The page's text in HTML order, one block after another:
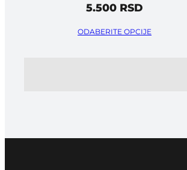
5.500 RSD
ODABERITE OPCIJE